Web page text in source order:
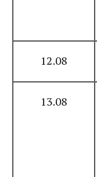
12.08
13.08